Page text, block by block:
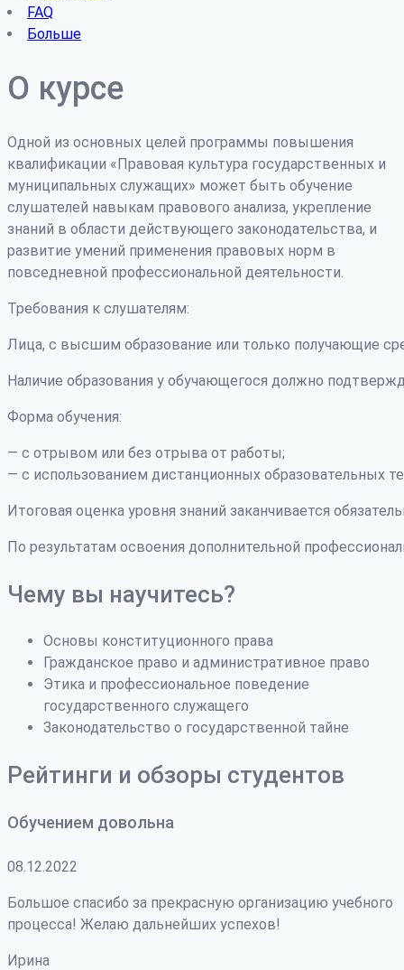
FAQ
Больше
О курсе
Одной из основных целей программы повышения
квалификации «Правовая культура государственных и
муниципальных служащих» может быть обучение
слушателей навыкам правового анализа, укрепление
знаний в области действующего законодательства, и
развитие умений применения правовых норм в
повседневной профессиональной деятельности.
Требования к слушателям:
Лица, с высшим образование или только получающие
Наличие образования у обучающегося должно
Форма обучения:
— с отрывом или без отрыва от работы;
— с использованием дистанционных образовательных
Итоговая оценка уровня знаний заканчивается
По результатам освоения дополнительной
Чему вы научитесь?
Основы конституционного права
Гражданское право и административное право
Этика и профессиональное поведение
государственного служащего
Законодательство о государственной тайне
Рейтинги и обзоры студентов
Обучением довольна
08.12.2022
Большое спасибо за прекрасную организацию учебного
процесса! Желаю дальнейших успехов!
Ирина